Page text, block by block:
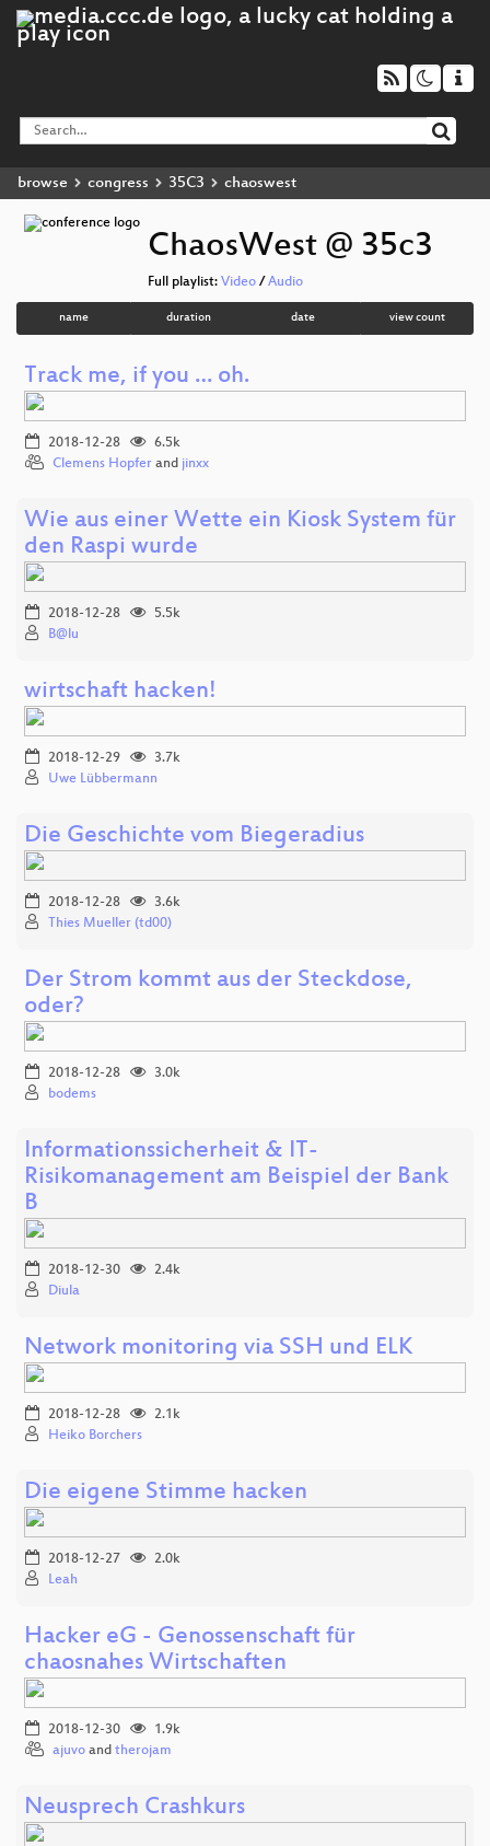
browse congress 35C3 chaoswest
ChaosWest @ 35c3
Full playlist: Video / Audio
name duration date view count
Track me, if you … oh.
2018-12-28
6.5k
Clemens Hopfer and jinxx
Wie aus einer Wette ein Kiosk System für
den Raspi wurde
2018-12-28
5.5k
B@lu
wirtschaft hacken!
2018-12-29
3.7k
Uwe Lübbermann
Die Geschichte vom Biegeradius
2018-12-28
3.6k
Thies Mueller (td00)
Der Strom kommt aus der Steckdose,
oder?
2018-12-28
3.0k
bodems
Informationssicherheit & IT-
Risikomanagement am Beispiel der Bank
B
2018-12-30
2.4k
Diula
Network monitoring via SSH und ELK
2018-12-28
2.1k
Heiko Borchers
Die eigene Stimme hacken
2018-12-27
2.0k
Leah
Hacker eG - Genossenschaft für
chaosnahes Wirtschaften
2018-12-30
1.9k
ajuvo and therojam
Neusprech Crashkurs